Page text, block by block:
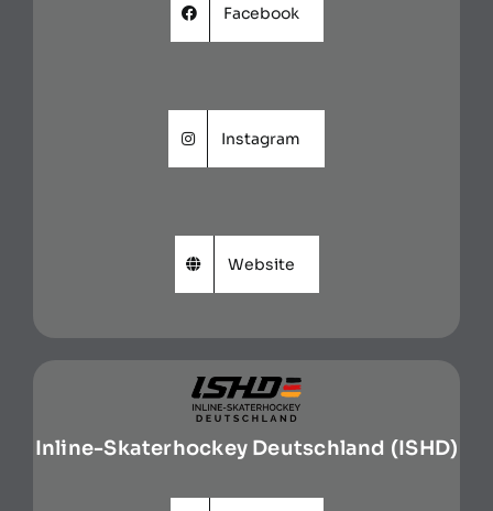
Facebook
Instagram
Website
Inline-Skaterhockey Deutschland (ISHD)